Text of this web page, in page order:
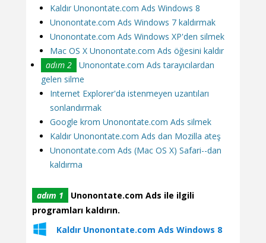
Kaldır Unonontate.com Ads Windows 8
Unonontate.com Ads Windows 7 kaldırmak
Unonontate.com Ads Windows XP'den silmek
Mac OS X Unonontate.com Ads öğesini kaldır
adım 2
Unonontate.com Ads tarayıcılardan
gelen silme
Internet Explorer'da istenmeyen uzantıları
sonlandırmak
Google krom Unonontate.com Ads silmek
Kaldır Unonontate.com Ads dan Mozilla ateş
Unonontate.com Ads (Mac OS X) Safari--dan
kaldırma
adım 1
Unonontate.com Ads ile ilgili
programları kaldırın.
Kaldır Unonontate.com Ads Windows 8